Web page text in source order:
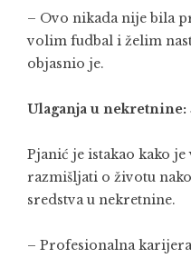
– Ovo nikada nije bila
volim fudbal i želim
objasnio je.
Ulaganja u nekretnine:
Pjanić je istakao kako je
razmišljati o životu
sredstva u nekretnine.
– Profesionalna